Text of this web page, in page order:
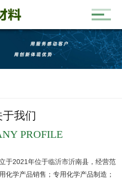
于我们
PROFILE
于2021年位于临沂市沂南县，经营范
化学产品销售；专用化学产品制造；